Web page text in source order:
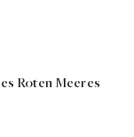
Roten Meeres